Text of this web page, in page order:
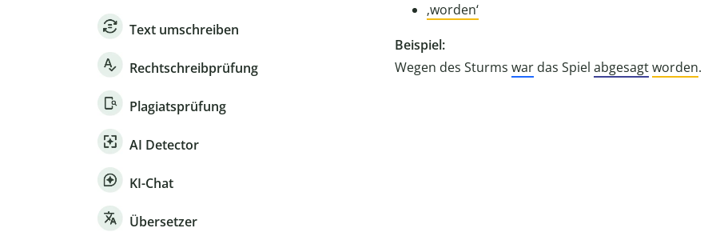
Text umschreiben
Rechtschreibprüfung
Plagiatsprüfung
AI Detector
KI-Chat
Übersetzer
‚worden‘
Beispiel:
Wegen des Sturms wardas Spiel abgesagtworden.